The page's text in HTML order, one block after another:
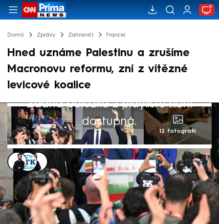
Domů Zprávy Zahraničí Francie
Hned uznáme Palestinu a zrušíme
Macronovu reformu, zní z vítězné
levicové koalice
Žádná položka z playlistu není
dostupná.
12 fotografií
Marek Veselý,ČTK,Václav Černý
Akt. 7. čvc 2024, 23:11• 7. čvc 2024, 11:31
Druhé kolo parlamentních voleb ve Francii
zřejmě nečekaně vyhrál levicový blok Nová
lidová fronta. Podle odhadů by mohl získat